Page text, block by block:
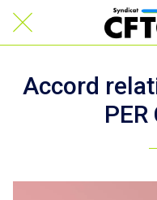
Accord
PER